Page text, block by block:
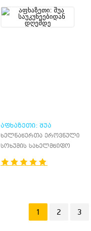
ᲐᲤᲮᲐᲖᲔᲗᲘ: ᲨᲣᲐ
ᲡᲐᲣᲙᲣᲜᲔᲔᲑᲘᲓᲐᲜ ᲓᲦᲔᲛᲓᲔ
ხელნაწერთა ეროვნული
ცენტრი
სოხუმის სახელმწიფო
უნივერსიტეტი
1 2 3